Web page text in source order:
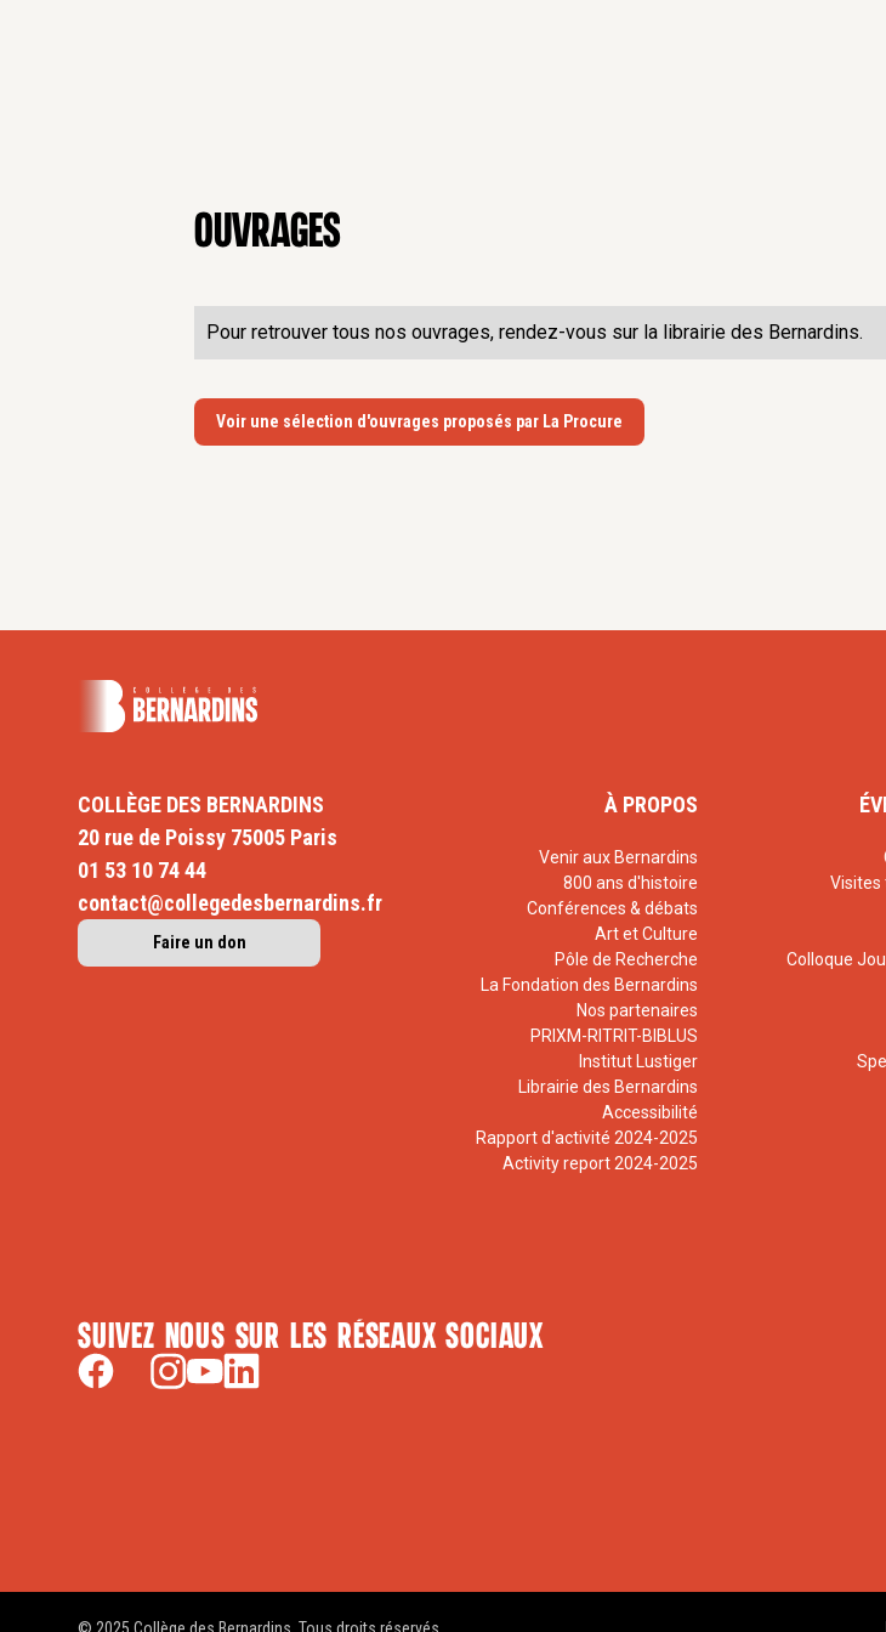
Ouvrages
Pour retrouver tous nos ouvrages, rendez-vous sur la librairie des Bernardins.
Voir une sélection d'ouvrages proposés par La Procure
COLLÈGE DES BERNARDINS
20 rue de Poissy 75005 Paris
01 53 10 74 44
contact@collegedesbernardins.fr
Faire un don
À PROPOS
Venir aux Bernardins
800 ans d'histoire
Conférences & débats
Art et Culture
Pôle de Recherche
La Fondation des Bernardins
Nos partenaires
PRIXM-RITRIT-BIBLUS
Institut Lustiger
Librairie des Bernardins
Accessibilité
Rapport d'activité 2024-2025
Activity report 2024-2025
Visites
Colloque
Suivez nous sur les réseaux sociaux